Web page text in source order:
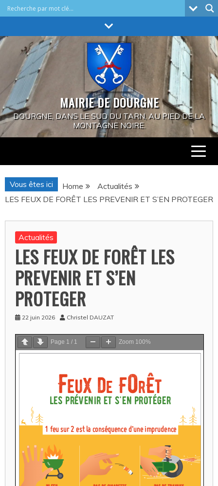
to
content
MAIRIE DE DOURGNE
DOURGNE, DANS LE SUD DU TARN, AU PIED DE LA
MONTAGNE NOIRE.
Vous êtes ici Home
Actualités
LES FEUX DE FORÊT LES PREVENIR ET S’EN PROTEGER
Actualités
LES FEUX DE FORÊT LES
PREVENIR ET S’EN
PROTEGER
22 juin 2026 Christel DAUZAT
Page 1 / 1 Zoom 100%